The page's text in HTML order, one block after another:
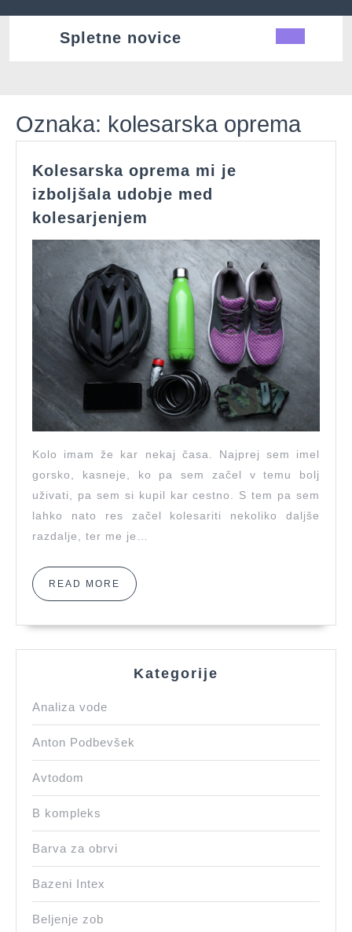
Spletne novice
Oznaka: kolesarska oprema
Kolesarska oprema mi je
izboljšala udobje med
kolesarjenjem
mi
je
izboljšala
udobje
med
kolesarjenjem
Kolo imam že kar nekaj časa. Najprej sem imel
gorsko, kasneje, ko pa sem začel v temu bolj
uživati, pa sem si kupil kar cestno. S tem pa sem
lahko nato res začel kolesariti nekoliko daljše
razdalje, ter me je…
READ MORE READ
MORE
Kategorije
Analiza vode
Anton Podbevšek
Avtodom
B kompleks
Barva za obrvi
Bazeni Intex
Beljenje zob